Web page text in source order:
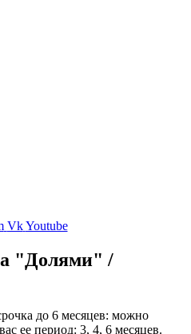
Vk Youtube
"Долями" /
до 6 месяцев: можно
ее период: 3, 4, 6 месяцев.